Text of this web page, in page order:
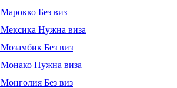
Марокко Без виз
Мексика Нужна виза
Мозамбик Без виз
Монако Нужна виза
Монголия Без виз